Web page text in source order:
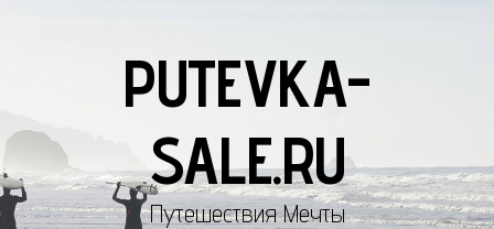
PUTEVKA-
SALE.RU
Путешествия Мечты